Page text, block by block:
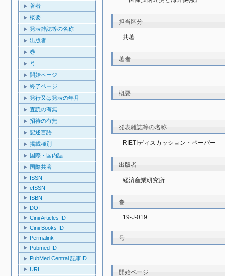
著者
概要
発表雑誌等の名称
出版者
巻
号
開始ページ
終了ページ
発行又は発表の年月
査読の有無
招待の有無
記述言語
掲載種別
国際・国内誌
国際共著
ISSN
eISSN
ISBN
DOI
Cinii Articles ID
Cinii Books ID
Permalink
Pubmed ID
PubMed Central 記事ID
URL
担当区分
共著
著者
概要
発表雑誌等の名称
RIETIディスカッション・ペーパー
出版者
経済産業研究所
巻
19-J-019
号
開始ページ